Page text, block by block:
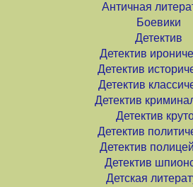
Античная
Боевики
Детектив
Детектив
Детектив
Детектив
Детектив
Детектив
Детектив
Детектив
Детектив
Детская